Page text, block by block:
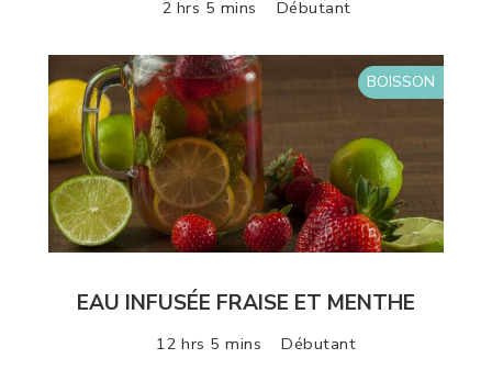
2 hrs 5 mins Débutant
BOISSON
EAU INFUSÉE FRAISE ET MENTHE
12 hrs 5 mins Débutant